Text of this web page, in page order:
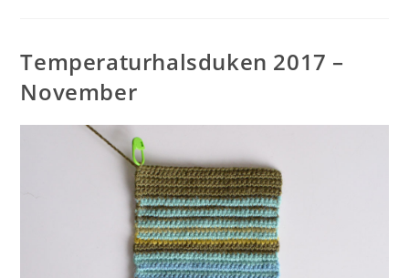
Temperaturhalsduken 2017 –
November